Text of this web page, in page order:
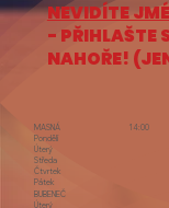
NEVIDÍTE
- PŘIHLAŠTE
NAHOŘE!
Úterý
BUBENEČ
Pátek
Čtvrtek
Středa
Pondělí
Úterý
MASNÁ 14:00